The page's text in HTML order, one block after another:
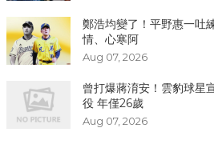
鄭浩均變了！平野惠一吐
情、心寒阿
Aug 07, 2026
曾打爆蔣淯安！雲豹球星
役 年僅26歲
Aug 07, 2026